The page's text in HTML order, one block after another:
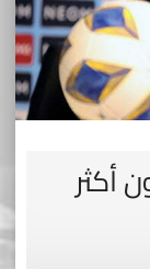
أكثر